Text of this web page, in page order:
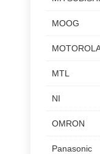
MOOG
MTL
NI
OMRON
Panasonic